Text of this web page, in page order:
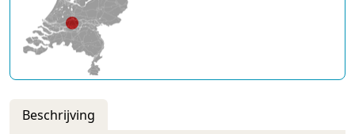
Beschrijving